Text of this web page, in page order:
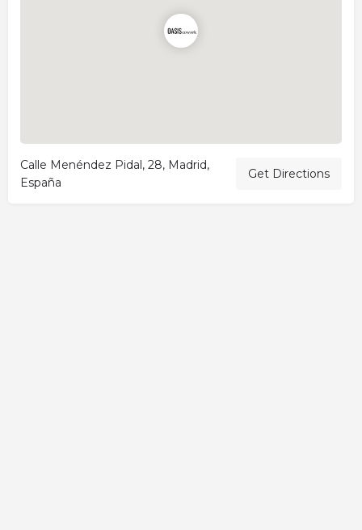
Calle Menéndez Pidal, 28, Madrid,
España
Get Directions